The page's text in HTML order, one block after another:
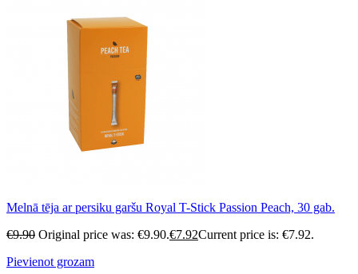
Melnā tēja ar persiku garšu Royal T-Stick Passion Peach, 30 gab.
€9.90 Original price was: €9.90.€7.92Current price is: €7.92.
Pievienot grozam